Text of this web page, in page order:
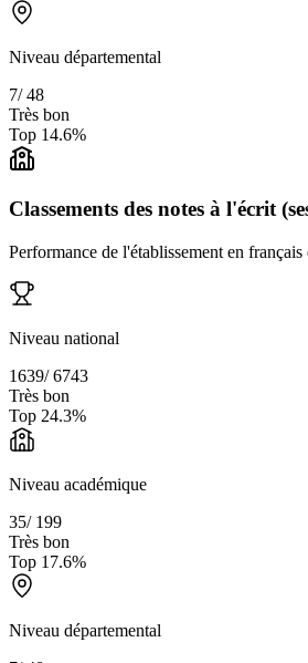
Niveau départemental
7/48
Très bon
Top 14.6%
Classements des notes à l'écrit
Performance de l'établissement en français
Niveau national
1639/6743
Très bon
Top 24.3%
Niveau académique
35/ 199
Très bon
Top 17.6%
Niveau départemental